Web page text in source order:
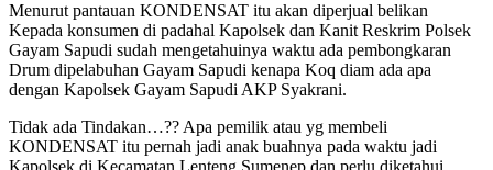
Menurut pantauan KONDENSAT itu akan diperjual belikan
Kepada konsumen di padahal Kapolsek dan Kanit Reskrim Polsek
Gayam Sapudi sudah mengetahuinya waktu ada pembongkaran
Drum dipelabuhan Gayam Sapudi kenapa Koq diam ada apa
dengan Kapolsek Gayam Sapudi AKP Syakrani.
Tidak ada Tindakan…?? Apa pemilik atau yg membeli
KONDENSAT itu pernah jadi anak buahnya pada waktu jadi
Kapolsek di Kecamatan Lenteng Sumenep dan perlu diketahui